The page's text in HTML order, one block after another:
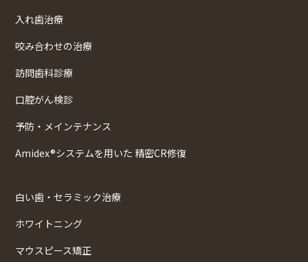
入れ歯治療
咬み合わせの治療
訪問歯科診療
口腔がん検診
予防・メインテナンス
Amidex®システムを用いた 精密CR修復
白い歯・セラミック治療
ホワイトニング
マウスピース矯正